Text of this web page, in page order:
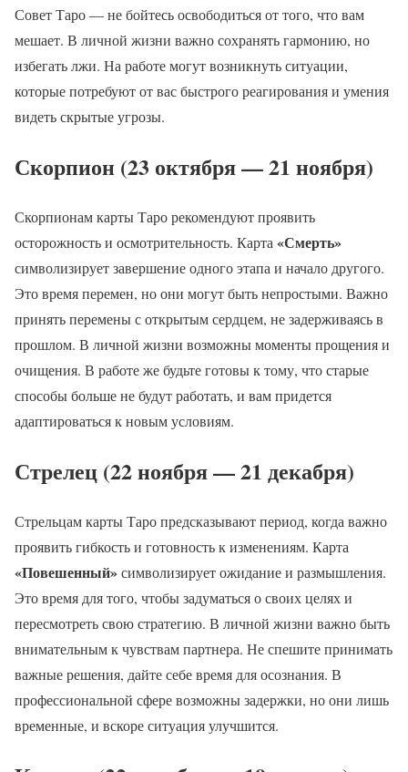
Совет Таро — не бойтесь освободиться от того, что вам
мешает. В личной жизни важно сохранять гармонию, но
избегать лжи. На работе могут возникнуть ситуации,
которые потребуют от вас быстрого реагирования и умения
видеть скрытые угрозы.
Скорпион (23 октября — 21 ноября)
Скорпионам карты Таро рекомендуют проявить
осторожность и осмотрительность. Карта «Смерть»
символизирует завершение одного этапа и начало другого.
Это время перемен, но они могут быть непростыми. Важно
принять перемены с открытым сердцем, не задерживаясь в
прошлом. В личной жизни возможны моменты прощения и
очищения. В работе же будьте готовы к тому, что старые
способы больше не будут работать, и вам придется
адаптироваться к новым условиям.
Стрелец (22 ноября — 21 декабря)
Стрельцам карты Таро предсказывают период, когда важно
проявить гибкость и готовность к изменениям. Карта
«Повешенный»символизирует ожидание и размышления.
Это время для того, чтобы задуматься о своих целях и
пересмотреть свою стратегию. В личной жизни важно быть
внимательным к чувствам партнера. Не спешите принимать
важные решения, дайте себе время для осознания. В
профессиональной сфере возможны задержки, но они лишь
временные, и вскоре ситуация улучшится.